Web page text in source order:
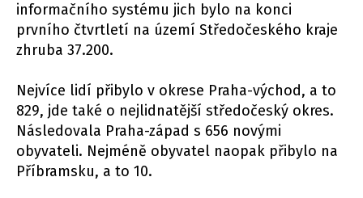
informačního systému jich bylo na konci
prvního čtvrtletí na území Středočeského kraje
zhruba 37.200.
Nejvíce lidí přibylo v okrese Praha-východ, a to
829, jde také o nejlidnatější středočeský okres.
Následovala Praha-západ s 656 novými
obyvateli. Nejméně obyvatel naopak přibylo na
Příbramsku, a to 10.